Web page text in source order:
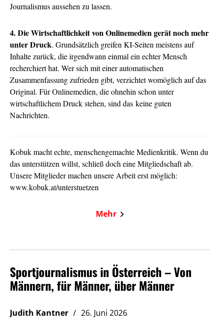
Journalismus aussehen zu lassen.
4. Die Wirtschaftlichkeit von Onlinemedien gerät noch mehr
unter Druck. Grundsätzlich greifen KI-Seiten meistens auf
Inhalte zurück, die irgendwann einmal ein echter Mensch
recherchiert hat. Wer sich mit einer automatischen
Zusammenfassung zufrieden gibt, verzichtet womöglich auf das
Original. Für Onlinemedien, die ohnehin schon unter
wirtschaftlichem Druck stehen, sind das keine guten
Nachrichten.
Kobuk macht echte, menschengemachte Medienkritik. Wenn du
das unterstützen willst, schließ doch eine Mitgliedschaft ab.
Unsere Mitglieder machen unsere Arbeit erst möglich:
www.kobuk.at/unterstuetzen
Mehr
Sportjournalismus in Österreich – Von
Männern, für Männer, über Männer
Judith Kantner 26. Juni 2026